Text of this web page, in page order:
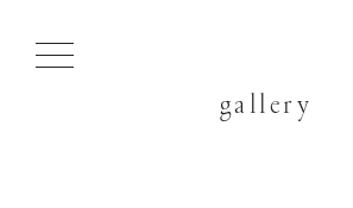
gallery